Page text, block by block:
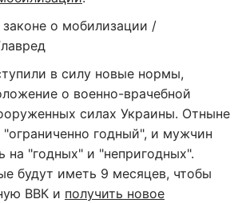
о мобилизации /
в силу новые нормы,
о военно-врачебной
силах Украины. Отныне
"ограниченно годный", и мужчин
на "годных" и "непригодных".
будут иметь 9 месяцев, чтобы
ВВК и получить новое